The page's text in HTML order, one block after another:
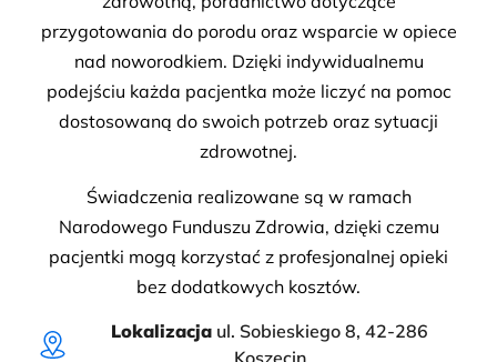
przygotowania do porodu oraz wsparcie w opiece
nad noworodkiem. Dzięki indywidualnemu
podejściu każda pacjentka może liczyć na pomoc
dostosowaną do swoich potrzeb oraz sytuacji
zdrowotnej.
Świadczenia realizowane są w ramach
Narodowego Funduszu Zdrowia, dzięki czemu
pacjentki mogą korzystać z profesjonalnej opieki
bez dodatkowych kosztów.
Lokalizacja ul. Sobieskiego 8, 42-286